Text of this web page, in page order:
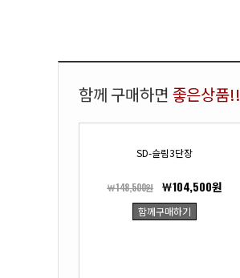
함께 구매하면 좋은상품!!
SD-슬림3단장
￦148,500원 ￦104,500원
함께구매하기